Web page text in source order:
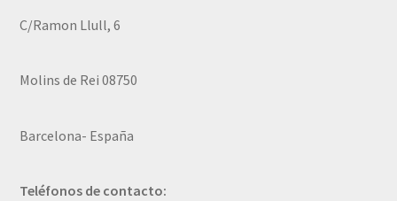
C/Ramon Llull, 6
Molins de Rei 08750
Barcelona- España
Teléfonos de contacto: